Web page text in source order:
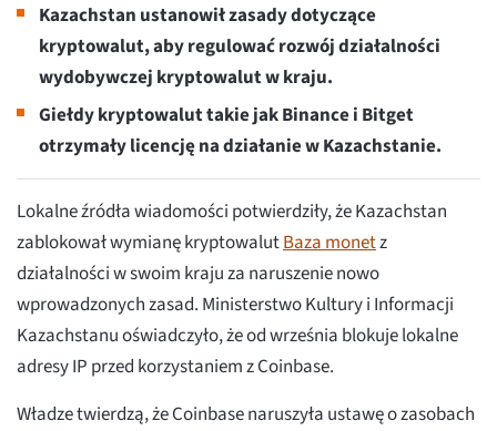
Kazachstan ustanowił zasady dotyczące
kryptowalut, aby regulować rozwój działalności
wydobywczej kryptowalut w kraju.
Giełdy kryptowalut takie jak Binance i Bitget
otrzymały licencję na działanie w Kazachstanie.
Lokalne źródła wiadomości potwierdziły, że Kazachstan
zablokował wymianę kryptowalutBaza monetz
działalności w swoim kraju za naruszenie nowo
wprowadzonych zasad. Ministerstwo Kultury i Informacji
Kazachstanu oświadczyło, że od września blokuje lokalne
adresy IP przed korzystaniem z Coinbase.
Władze twierdzą, że Coinbase naruszyła ustawę o zasobach